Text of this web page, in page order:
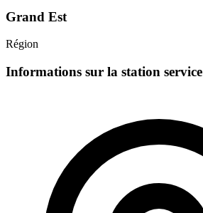
Grand Est
Région
Informations sur la station service